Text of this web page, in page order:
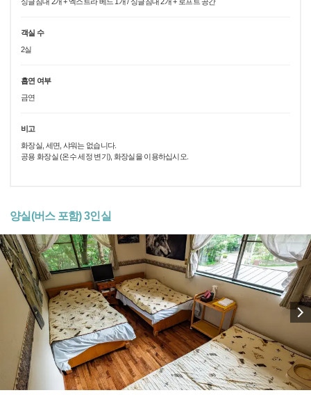
객실 수
2실
흡연 여부
금연
비고
화장실, 세면, 샤워는 없습니다.
공용 화장실 (온수 세정 변기), 화장실을 이용하십시오.
양실(버스 포함) 3인실